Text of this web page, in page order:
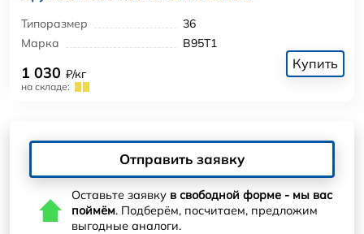
Типоразмер
36
Марка
В95Т1
1 030 ₽/кг
на складе:
Купить
Отправить заявку
Оставьте заявку в свободной форме - мы вас
поймём. Подберём, посчитаем, предложим
выгодные аналоги.